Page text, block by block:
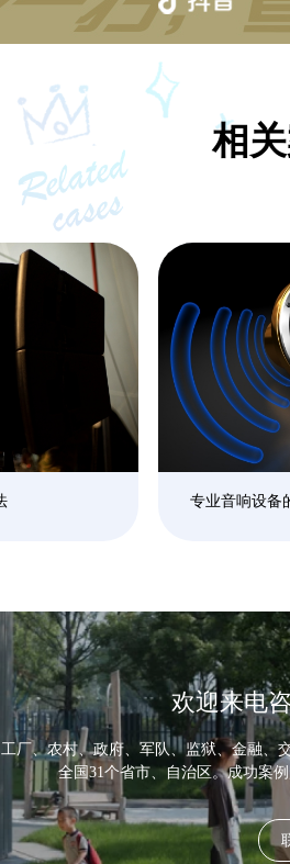
相
专业音响设备
欢迎来电
厂、农村、政府、军队、监狱、金融
全国31个省市、自治区。成功案